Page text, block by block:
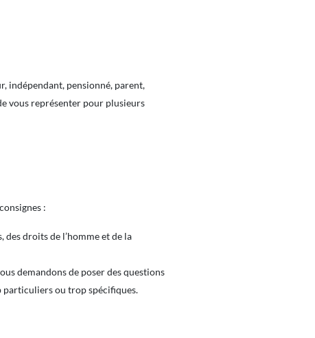
indépendant, pensionné, parent,
vous représenter pour plusieurs
:
droits de l’homme et de la
demandons de poser des questions
particuliers ou trop spécifiques.